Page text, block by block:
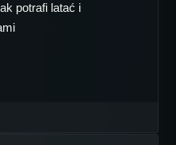
potrafi latać i